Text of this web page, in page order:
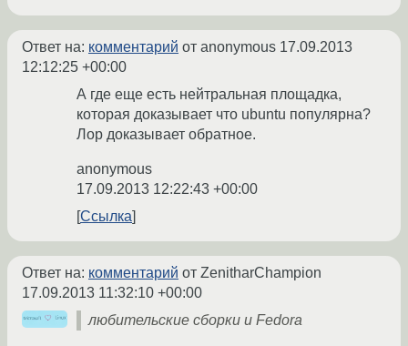
Ответ на: комментарий от anonymous 17.09.2013
12:12:25 +00:00
А где еще есть нейтральная площадка,
которая доказывает что ubuntu популярна?
Лор доказывает обратное.
anonymous
17.09.2013 12:22:43 +00:00
Ссылка
Ответ на: комментарий от ZenitharChampion
17.09.2013 11:32:10 +00:00
любительские сборки и Fedora